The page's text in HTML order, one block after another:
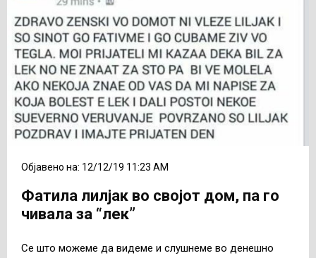
Објавено на: 12/12/19 11:23 AM
Фатила лилјак во својот дом, па го
чивала за “лек”
Се што можеме да видеме и слушнеме во денешно